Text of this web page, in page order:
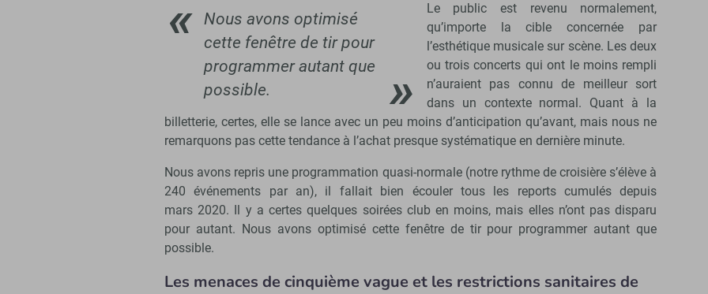
Nous avons optimisé
cette fenêtre de tir pour
programmer autant que
possible.
Le public est revenu normalement,
qu’importe la cible concernée par
l’esthétique musicale sur scène. Les deux
ou trois concerts qui ont le moins rempli
n’auraient pas connu de meilleur sort
dans un contexte normal. Quant à la
billetterie, certes, elle se lance avec un peu moins d’anticipation qu’avant, mais nous ne
remarquons pas cette tendance à l’achat presque systématique en dernière minute.
Nous avons repris une programmation quasi-normale (notre rythme de croisière s’élève à
240 événements par an), il fallait bien écouler tous les reports cumulés depuis
mars 2020. Il y a certes quelques soirées club en moins, mais elles n’ont pas disparu
pour autant. Nous avons optimisé cette fenêtre de tir pour programmer autant que
possible.
Les menaces de cinquième vague et les restrictions sanitaires de